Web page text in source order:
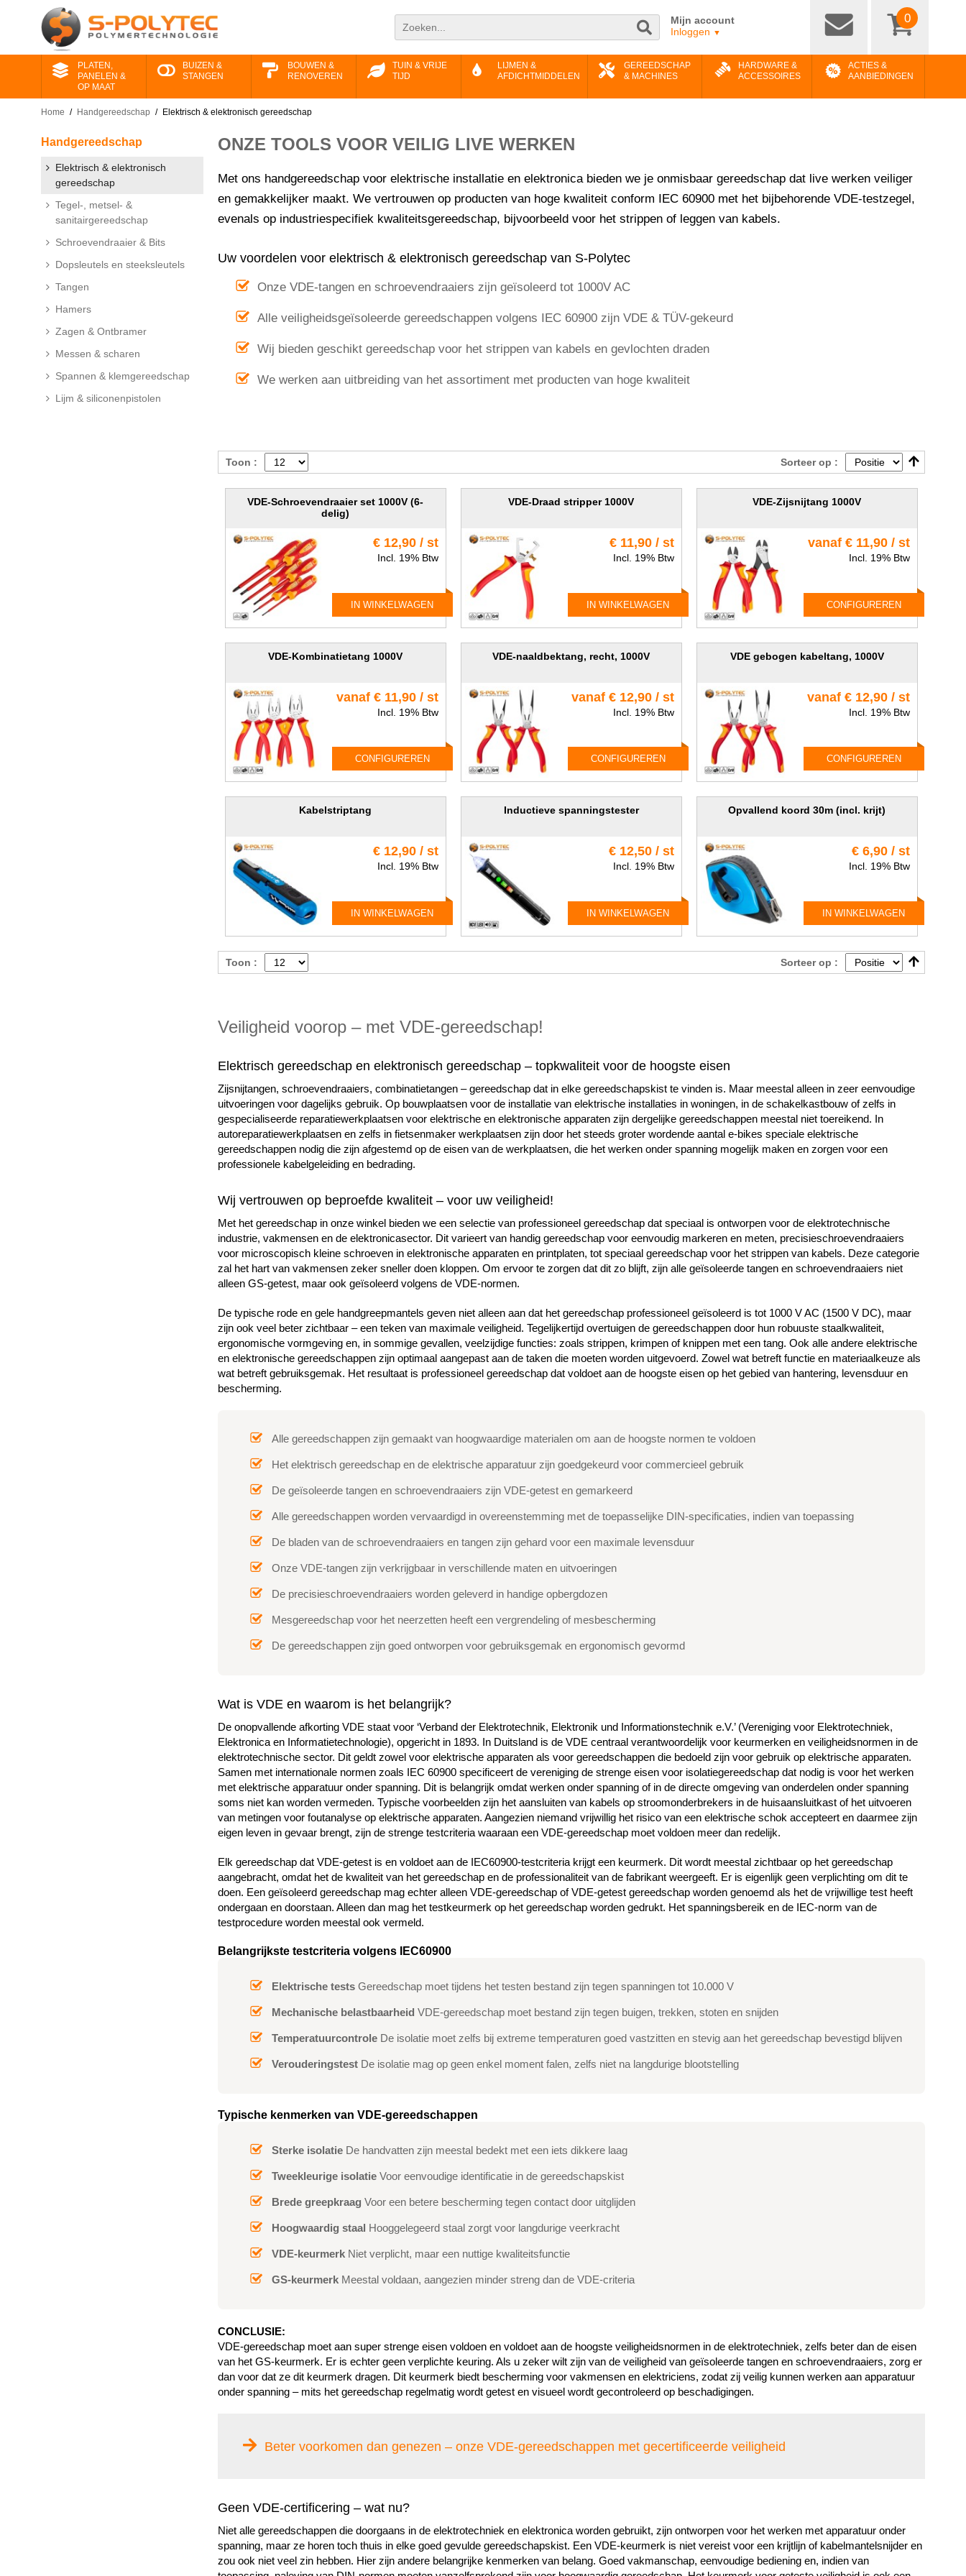
Mijn account
Inloggen ▼
0
PLATEN,
PANELEN &
OP MAAT
BUIZEN &
STANGEN
BOUWEN &
RENOVEREN
TUIN & VRIJE
TIJD
LIJMEN &
AFDICHTMIDDELEN
GEREEDSCHAP
& MACHINES
HARDWARE &
ACCESSOIRES
ACTIES &
AANBIEDINGEN
Home / Handgereedschap / Elektrisch & elektronisch gereedschap
Handgereedschap
Elektrisch & elektronisch
gereedschap
Tegel-, metsel- &
sanitairgereedschap
Schroevendraaier & Bits
Dopsleutels en steeksleutels
Tangen
Hamers
Zagen & Ontbramer
Messen & scharen
Spannen & klemgereedschap
Lijm & siliconenpistolen
ONZE TOOLS VOOR VEILIG LIVE WERKEN
Met ons handgereedschap voor elektrische installatie en elektronica bieden we je onmisbaar gereedschap dat live werken veiliger
en gemakkelijker maakt. We vertrouwen op producten van hoge kwaliteit conform IEC 60900 met het bijbehorende VDE-testzegel,
evenals op industriespecifiek kwaliteitsgereedschap, bijvoorbeeld voor het strippen of leggen van kabels.
Uw voordelen voor elektrisch & elektronisch gereedschap van S-Polytec
Onze VDE-tangen en schroevendraaiers zijn geïsoleerd tot 1000V AC
Alle veiligheidsgeïsoleerde gereedschappen volgens IEC 60900 zijn VDE & TÜV-gekeurd
Wij bieden geschikt gereedschap voor het strippen van kabels en gevlochten draden
We werken aan uitbreiding van het assortiment met producten van hoge kwaliteit
Toon : Sorteer op :
VDE-Schroevendraaier set 1000V (6-
delig)
€ 12,90 / st
Incl. 19% Btw
IN WINKELWAGEN
VDE-Draad stripper 1000V
€ 11,90 / st
Incl. 19% Btw
IN WINKELWAGEN
VDE-Zijsnijtang 1000V
vanaf € 11,90 / st
Incl. 19% Btw
CONFIGUREREN
VDE-Kombinatietang 1000V
vanaf € 11,90 / st
Incl. 19% Btw
CONFIGUREREN
VDE-naaldbektang, recht, 1000V
vanaf € 12,90 / st
Incl. 19% Btw
CONFIGUREREN
VDE gebogen kabeltang, 1000V
vanaf € 12,90 / st
Incl. 19% Btw
CONFIGUREREN
Kabelstriptang
€ 12,90 / st
Incl. 19% Btw
IN WINKELWAGEN
Inductieve spanningstester
€ 12,50 / st
Incl. 19% Btw
IN WINKELWAGEN
Opvallend koord 30m (incl. krijt)
€ 6,90 / st
Incl. 19% Btw
IN WINKELWAGEN
Toon : Sorteer op :
Veiligheid voorop – met VDE-gereedschap!
Elektrisch gereedschap en elektronisch gereedschap – topkwaliteit voor de hoogste eisen
Zijsnijtangen, schroevendraaiers, combinatietangen – gereedschap dat in elke gereedschapskist te vinden is. Maar meestal alleen in zeer eenvoudige
uitvoeringen voor dagelijks gebruik. Op bouwplaatsen voor de installatie van elektrische installaties in woningen, in de schakelkastbouw of zelfs in
gespecialiseerde reparatiewerkplaatsen voor elektrische en elektronische apparaten zijn dergelijke gereedschappen meestal niet toereikend. In
autoreparatiewerkplaatsen en zelfs in fietsenmaker werkplaatsen zijn door het steeds groter wordende aantal e-bikes speciale elektrische
gereedschappen nodig die zijn afgestemd op de eisen van de werkplaatsen, die het werken onder spanning mogelijk maken en zorgen voor een
professionele kabelgeleiding en bedrading.
Wij vertrouwen op beproefde kwaliteit – voor uw veiligheid!
Met het gereedschap in onze winkel bieden we een selectie van professioneel gereedschap dat speciaal is ontworpen voor de elektrotechnische
industrie, vakmensen en de elektronicasector. Dit varieert van handig gereedschap voor eenvoudig markeren en meten, precisieschroevendraaiers
voor microscopisch kleine schroeven in elektronische apparaten en printplaten, tot speciaal gereedschap voor het strippen van kabels. Deze categorie
zal het hart van vakmensen zeker sneller doen kloppen. Om ervoor te zorgen dat dit zo blijft, zijn alle geïsoleerde tangen en schroevendraaiers niet
alleen GS-getest, maar ook geïsoleerd volgens de VDE-normen.
De typische rode en gele handgreepmantels geven niet alleen aan dat het gereedschap professioneel geïsoleerd is tot 1000 V AC (1500 V DC), maar
zijn ook veel beter zichtbaar – een teken van maximale veiligheid. Tegelijkertijd overtuigen de gereedschappen door hun robuuste staalkwaliteit,
ergonomische vormgeving en, in sommige gevallen, veelzijdige functies: zoals strippen, krimpen of knippen met een tang. Ook alle andere elektrische
en elektronische gereedschappen zijn optimaal aangepast aan de taken die moeten worden uitgevoerd. Zowel wat betreft functie en materiaalkeuze als
wat betreft gebruiksgemak. Het resultaat is professioneel gereedschap dat voldoet aan de hoogste eisen op het gebied van hantering, levensduur en
bescherming.
Alle gereedschappen zijn gemaakt van hoogwaardige materialen om aan de hoogste normen te voldoen
Het elektrisch gereedschap en de elektrische apparatuur zijn goedgekeurd voor commercieel gebruik
De geïsoleerde tangen en schroevendraaiers zijn VDE-getest en gemarkeerd
Alle gereedschappen worden vervaardigd in overeenstemming met de toepasselijke DIN-specificaties, indien van toepassing
De bladen van de schroevendraaiers en tangen zijn gehard voor een maximale levensduur
Onze VDE-tangen zijn verkrijgbaar in verschillende maten en uitvoeringen
De precisieschroevendraaiers worden geleverd in handige opbergdozen
Mesgereedschap voor het neerzetten heeft een vergrendeling of mesbescherming
De gereedschappen zijn goed ontworpen voor gebruiksgemak en ergonomisch gevormd
Wat is VDE en waarom is het belangrijk?
De onopvallende afkorting VDE staat voor ‘Verband der Elektrotechnik, Elektronik und Informationstechnik e.V.’ (Vereniging voor Elektrotechniek,
Elektronica en Informatietechnologie), opgericht in 1893. In Duitsland is de VDE centraal verantwoordelijk voor keurmerken en veiligheidsnormen in de
elektrotechnische sector. Dit geldt zowel voor elektrische apparaten als voor gereedschappen die bedoeld zijn voor gebruik op elektrische apparaten.
Samen met internationale normen zoals IEC 60900 specificeert de vereniging de strenge eisen voor isolatiegereedschap dat nodig is voor het werken
met elektrische apparatuur onder spanning. Dit is belangrijk omdat werken onder spanning of in de directe omgeving van onderdelen onder spanning
soms niet kan worden vermeden. Typische voorbeelden zijn het aansluiten van kabels op stroomonderbrekers in de huisaansluitkast of het uitvoeren
van metingen voor foutanalyse op elektrische apparaten. Aangezien niemand vrijwillig het risico van een elektrische schok accepteert en daarmee zijn
eigen leven in gevaar brengt, zijn de strenge testcriteria waaraan een VDE-gereedschap moet voldoen meer dan redelijk.
Elk gereedschap dat VDE-getest is en voldoet aan de IEC60900-testcriteria krijgt een keurmerk. Dit wordt meestal zichtbaar op het gereedschap
aangebracht, omdat het de kwaliteit van het gereedschap en de professionaliteit van de fabrikant weergeeft. Er is eigenlijk geen verplichting om dit te
doen. Een geïsoleerd gereedschap mag echter alleen VDE-gereedschap of VDE-getest gereedschap worden genoemd als het de vrijwillige test heeft
ondergaan en doorstaan. Alleen dan mag het testkeurmerk op het gereedschap worden gedrukt. Het spanningsbereik en de IEC-norm van de
testprocedure worden meestal ook vermeld.
Belangrijkste testcriteria volgens IEC60900
Elektrische tests Gereedschap moet tijdens het testen bestand zijn tegen spanningen tot 10.000 V
Mechanische belastbaarheid VDE-gereedschap moet bestand zijn tegen buigen, trekken, stoten en snijden
Temperatuurcontrole De isolatie moet zelfs bij extreme temperaturen goed vastzitten en stevig aan het gereedschap bevestigd blijven
Verouderingstest De isolatie mag op geen enkel moment falen, zelfs niet na langdurige blootstelling
Typische kenmerken van VDE-gereedschappen
Sterke isolatie De handvatten zijn meestal bedekt met een iets dikkere laag
Tweekleurige isolatie Voor eenvoudige identificatie in de gereedschapskist
Brede greepkraag Voor een betere bescherming tegen contact door uitglijden
Hoogwaardig staal Hooggelegeerd staal zorgt voor langdurige veerkracht
VDE-keurmerk Niet verplicht, maar een nuttige kwaliteitsfunctie
GS-keurmerk Meestal voldaan, aangezien minder streng dan de VDE-criteria
CONCLUSIE:
VDE-gereedschap moet aan super strenge eisen voldoen en voldoet aan de hoogste veiligheidsnormen in de elektrotechniek, zelfs beter dan de eisen
van het GS-keurmerk. Er is echter geen verplichte keuring. Als u zeker wilt zijn van de veiligheid van geïsoleerde tangen en schroevendraaiers, zorg er
dan voor dat ze dit keurmerk dragen. Dit keurmerk biedt bescherming voor vakmensen en elektriciens, zodat zij veilig kunnen werken aan apparatuur
onder spanning – mits het gereedschap regelmatig wordt getest en visueel wordt gecontroleerd op beschadigingen.
Beter voorkomen dan genezen – onze VDE-gereedschappen met gecertificeerde veiligheid
Geen VDE-certificering – wat nu?
Niet alle gereedschappen die doorgaans in de elektrotechniek en elektronica worden gebruikt, zijn ontworpen voor het werken met apparatuur onder
spanning, maar ze horen toch thuis in elke goed gevulde gereedschapskist. Een VDE-keurmerk is niet vereist voor een krijtlijn of kabelmantelsnijder en
zou ook niet veel zin hebben. Hier zijn andere belangrijke kenmerken van belang. Goed vakmanschap, eenvoudige bediening en, indien van